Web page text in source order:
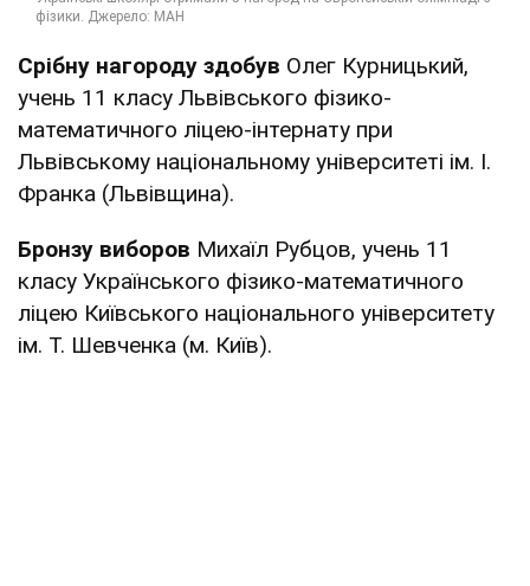
Срібну нагороду здобув Олег Курницький,
учень 11 класу Львівського фізико-
математичного ліцею-інтернату при
Львівському національному університеті ім. І.
Франка (Львівщина).
Бронзу виборов Михаїл Рубцов, учень 11
класу Українського фізико-математичного
ліцею Київського національного університету
ім. Т. Шевченка (м. Київ).